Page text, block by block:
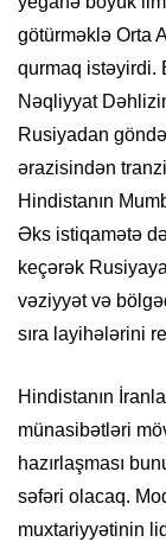
götürməklə Orta
qurmaq istəyirdi.
Nəqliyyat
Rusiyadan
ərazisindən
Hindistanın
Əks istiqamətə
keçərək
vəziyyət və
sıra layihələrini
Hindistanın
münasibətləri
hazırlaşması
səfəri olacaq.
muxtariyyətinin